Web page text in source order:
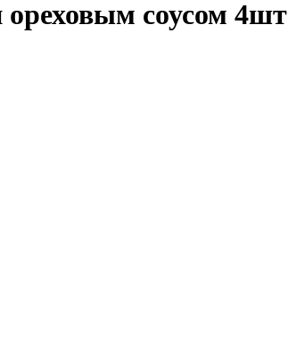
ореховым соусом 4шт